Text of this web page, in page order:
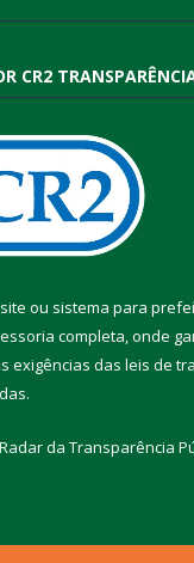
CR2
ou sistema para
completa, onde
exigências das leis de
Radar da Transparência